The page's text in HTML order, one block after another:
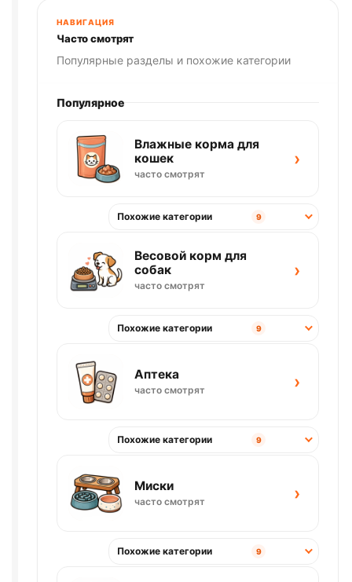
НАВИГАЦИЯ
Часто смотрят
Популярные разделы и похожие категории
Популярное
Влажные корма для
кошек
часто смотрят
›
Похожие категории 9
Весовой корм для
собак
часто смотрят
›
Похожие категории 9
Аптека
часто смотрят ›
Похожие категории 9
Миски
часто смотрят ›
Похожие категории 9